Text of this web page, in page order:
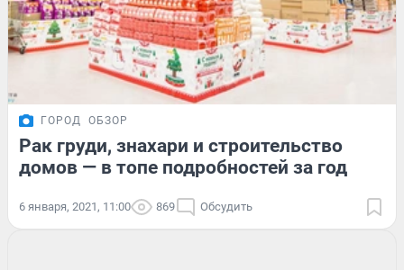
ГОРОД ОБЗОР
Рак груди, знахари и строительство
домов — в топе подробностей за год
6 января, 2021, 11:00 869 Обсудить